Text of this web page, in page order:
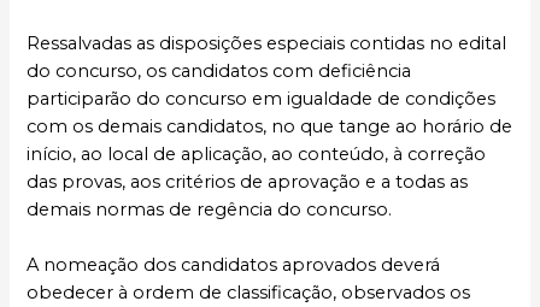
Ressalvadas as disposições especiais contidas no edital
do concurso, os candidatos com deficiência
participarão do concurso em igualdade de condições
com os demais candidatos, no que tange ao horário de
início, ao local de aplicação, ao conteúdo, à correção
das provas, aos critérios de aprovação e a todas as
demais normas de regência do concurso.
A nomeação dos candidatos aprovados deverá
obedecer à ordem de classificação, observados os